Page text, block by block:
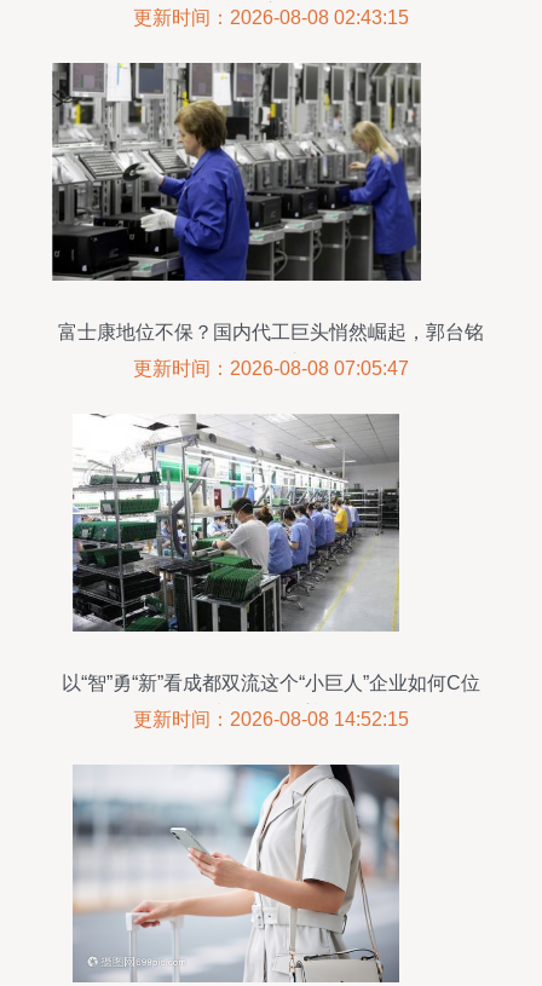
机的供应链传奇
更新时间：2026-08-08 02:43:15
富士康地位不保？国内代工巨头悄然崛起，郭台铭
悔不当初
更新时间：2026-08-08 07:05:47
以“智”勇“新”看成都双流这个“小巨人”企业如何C位
出道 智能手机
更新时间：2026-08-08 14:52:15